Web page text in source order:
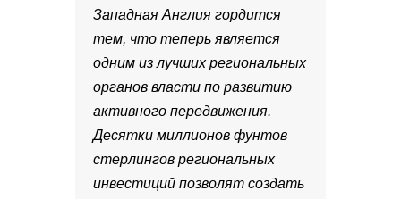
Западная Англия гордится
тем, что теперь является
одним из лучших региональных
органов власти по развитию
активного передвижения.
Десятки миллионов фунтов
стерлингов региональных
инвестиций позволят создать